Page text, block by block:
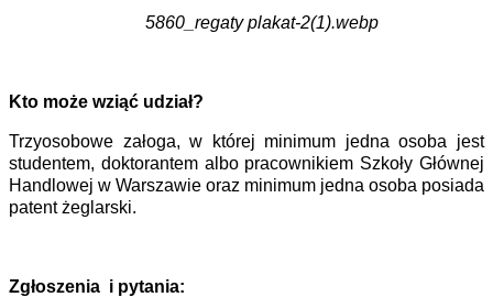
5860_regaty plakat-2(1).webp
Kto może wziąć udział?
Trzyosobowe załoga, w której minimum jedna osoba jest
studentem, doktorantem albo pracownikiem Szkoły Głównej
Handlowej w Warszawie oraz minimum jedna osoba posiada
patent żeglarski.
Zgłoszenia i pytania: